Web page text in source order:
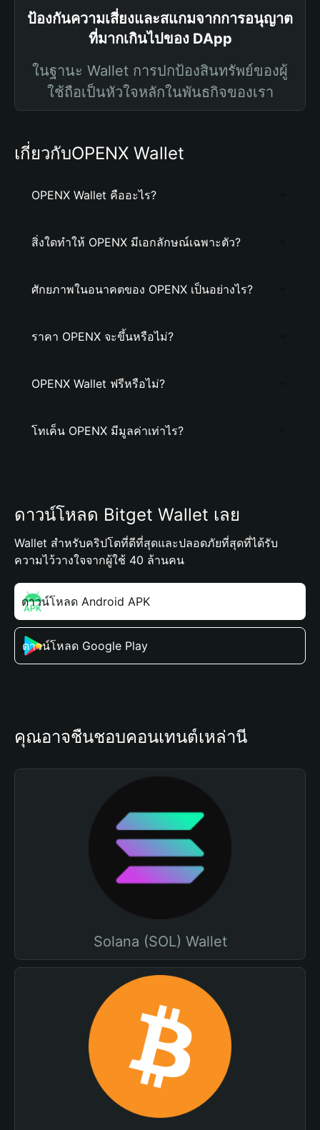
ป้องกันความเสี่ยงและสแกมจากการอนุญาต
ที่มากเกินไปของ DApp
ในฐานะ Wallet การปกป้องสินทรัพย์ของผู้
ใช้ถือเป็นหัวใจหลักในพันธกิจของเรา
เกี่ยวกับOPENX Wallet
OPENX Wallet คืออะไร?
สิ่งใดทำให้ OPENX มีเอกลักษณ์เฉพาะตัว?
ศักยภาพในอนาคตของ OPENX เป็นอย่างไร?
ราคา OPENX จะขึ้นหรือไม่?
OPENX Wallet ฟรีหรือไม่?
โทเค็น OPENX มีมูลค่าเท่าไร?
ดาวน์โหลด Bitget Wallet เลย
Wallet สำหรับคริปโตที่ดีที่สุดและปลอดภัยที่สุดที่ได้รับ
ความไว้วางใจจากผู้ใช้ 40 ล้านคน
ดาวน์โหลด Android APK
ดาวน์โหลด Google Play
คุณอาจชื่นชอบคอนเทนต์เหล่านี้
Solana (SOL) Wallet